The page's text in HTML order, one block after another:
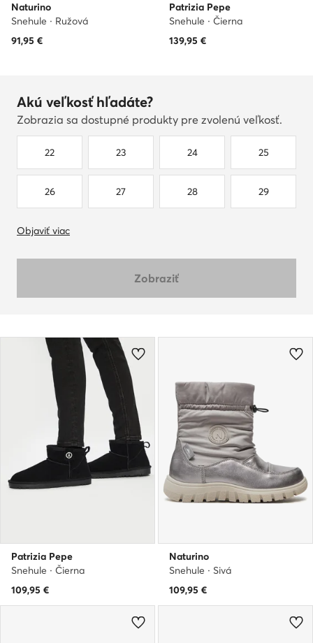
Naturino
Snehule · Ružová
91,95 €
Patrizia Pepe
Snehule · Čierna
139,95 €
Akú veľkosť hľadáte?
Zobrazia sa dostupné produkty pre zvolenú veľkosť.
22 23 24 25
26 27 28 29
Objaviť viac
Zobraziť
Patrizia Pepe
Snehule · Čierna
109,95 €
Naturino
Snehule · Sivá
109,95 €